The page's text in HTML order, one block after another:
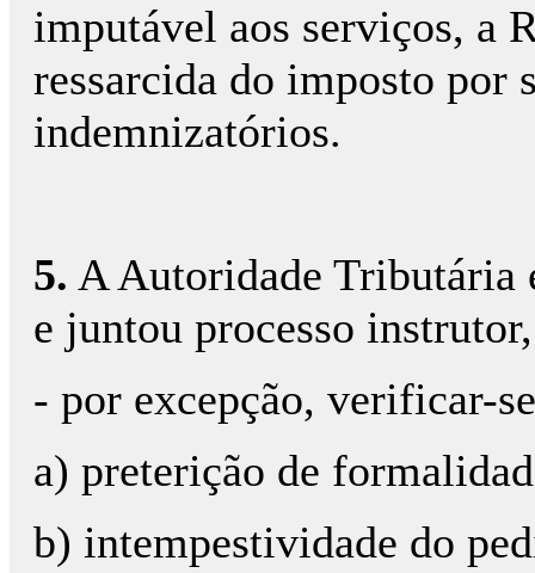
imputável aos serviços, a
ressarcida do imposto por
indemnizatórios.
5. A Autoridade Tributária
e juntou processo
- por excepção, verificar-
a) preterição de
b) intempestividade do